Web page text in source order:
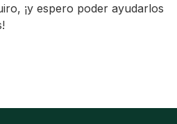
¡y espero poder ayudarlos